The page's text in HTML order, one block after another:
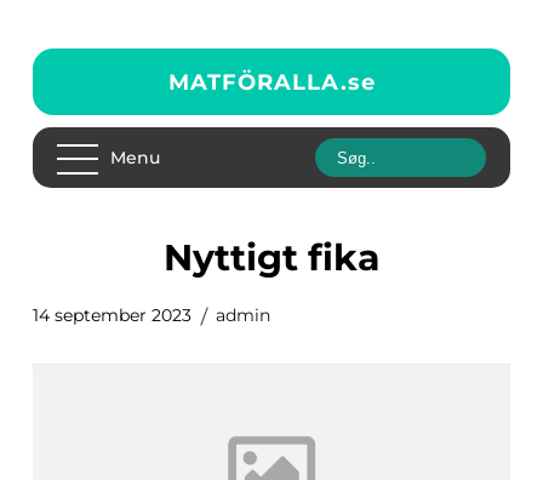
MATFÖRALLA.se
Menu
nyttigt fika
14 september 2023 admin